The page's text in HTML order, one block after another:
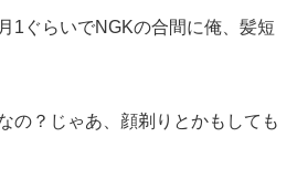
1ぐらいでNGKの合間に俺、髪短
の？じゃあ、顔剃りとかもしても